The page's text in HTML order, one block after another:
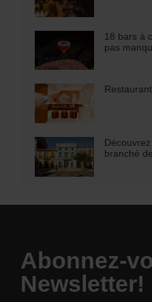
18 bars à
pas
branché
Abonnez-
Newsletter!